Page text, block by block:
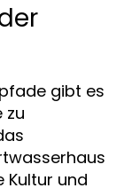
gibt es
zu
Kultur und